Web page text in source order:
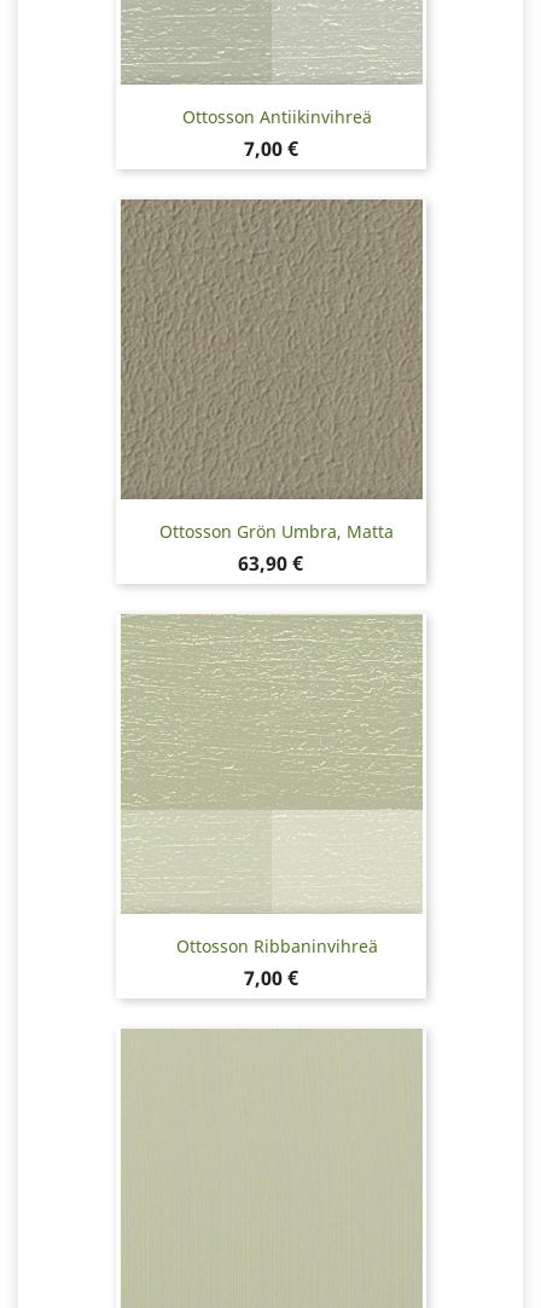
Ottosson Antiikinvihreä
Hinta
7,00 €
Ottosson Grön Umbra, Matta
Hinta
63,90 €
Ottosson Ribbaninvihreä
Hinta
7,00 €